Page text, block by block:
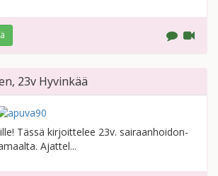
, 23v Hyvinkää
Tässä kirjoittelee 23v. sairaanhoidon-
Ajattel...